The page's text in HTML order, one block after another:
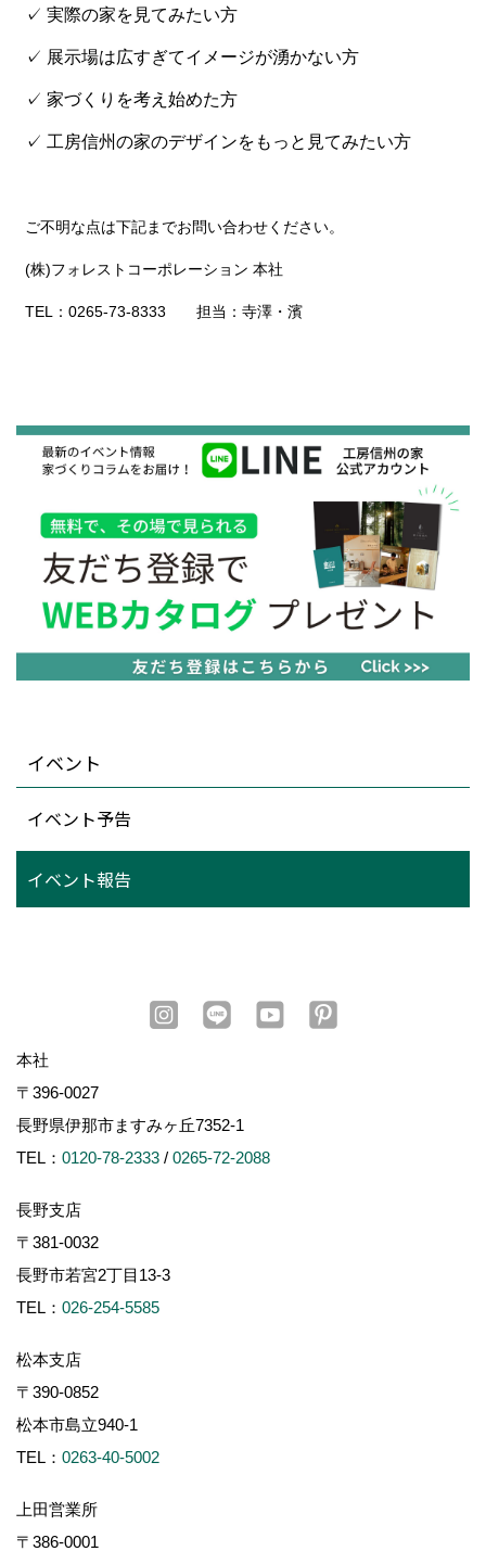
✓ 実際の家を見てみたい方
✓ 展示場は広すぎてイメージが湧かない方
✓ 家づくりを考え始めた方
✓ 工房信州の家のデザインをもっと見てみたい方
ご不明な点は下記までお問い合わせください。
(株)フォレストコーポレーション 本社
TEL：0265-73-8333 担当：寺澤・濱
イベント
イベント予告
イベント報告
本社
〒396-0027
長野県伊那市ますみヶ丘7352-1
TEL： 0120-78-2333 / 0265-72-2088
長野支店
〒381-0032
長野市若宮2丁目13-3
TEL： 026-254-5585
松本支店
〒390-0852
松本市島立940-1
TEL： 0263-40-5002
上田営業所
〒386-0001